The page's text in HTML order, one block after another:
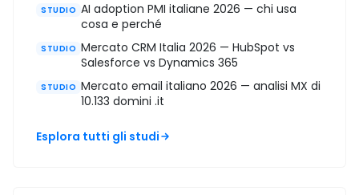
STUDIO AI adoption PMI italiane 2026 — chi usa
cosa e perché
STUDIO Mercato CRM Italia 2026 — HubSpot vs
Salesforce vs Dynamics 365
STUDIO Mercato email italiano 2026 — analisi MX di
10.133 domini .it
Esplora tutti gli studi